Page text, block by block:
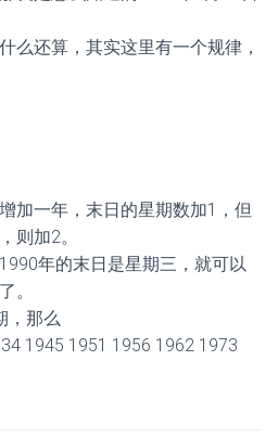
么还算，其实这里有一个规律，
加一年，末日的星期数加1，但
则加2。
年的末日是星期三，就可以
。
，那么
1945 1951 1956 1962 1973